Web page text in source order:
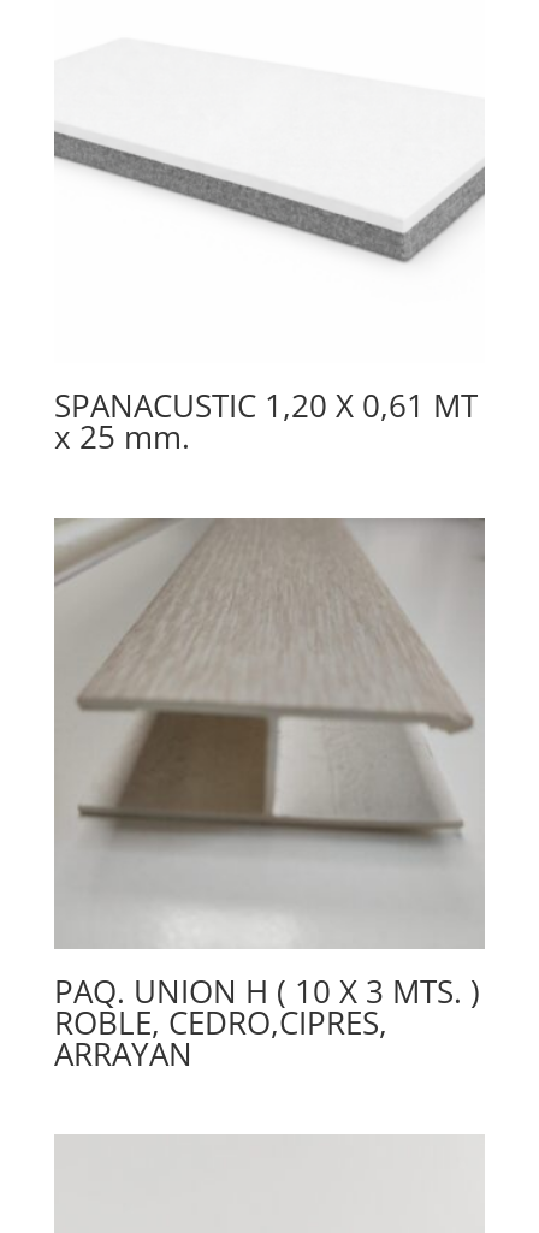
SPANACUSTIC 1,20 X 0,61 MT
x 25 mm.
PAQ. UNION H ( 10 X 3 MTS. )
ROBLE, CEDRO,CIPRES,
ARRAYAN